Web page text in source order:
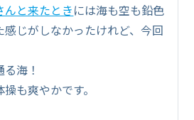
と来たときには海も空も鉛色
じがしなかったけれど、今回
海！
も爽やかです。